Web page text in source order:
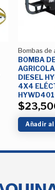
Bombas de
BOMBA
DIESEL
4X4
$
Añadir